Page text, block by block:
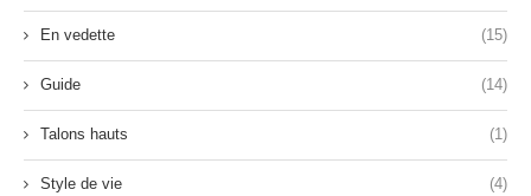
En vedette (15)
Guide (14)
Talons hauts (1)
Style de vie (4)